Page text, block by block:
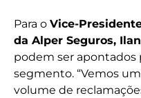
Para o Vice-
da Alper Seguros,
podem ser apontados
segmento. “Vemos
volume de